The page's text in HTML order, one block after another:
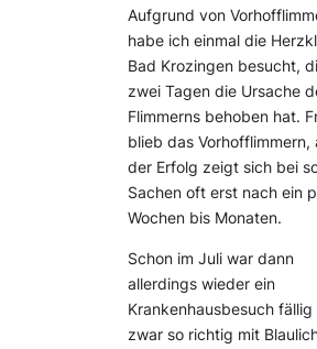
Aufgrund von
habe ich einmal die
Bad Krozingen besucht,
zwei Tagen die Ursache
Flimmerns behoben hat.
blieb das Vorhofflimmern,
der Erfolg zeigt sich bei
Sachen oft erst nach ein
Wochen bis Monaten.
Schon im Juli war dann
allerdings wieder ein
Krankenhausbesuch fällig
zwar so richtig mit